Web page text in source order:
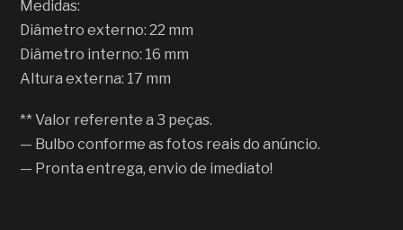
Medidas:
Diâmetro externo: 22 mm
Diâmetro interno: 16 mm
Altura externa: 17 mm
** Valor referente a 3 peças.
— Bulbo conforme as fotos reais do anúncio.
— Pronta entrega, envio de imediato!